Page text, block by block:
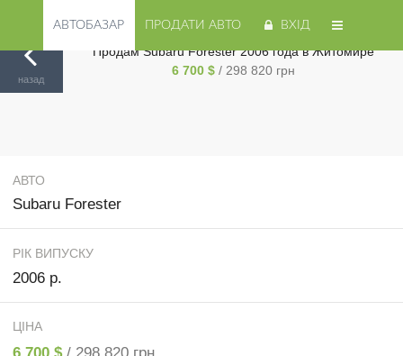
АВТОБАЗАР ПРОДАТИ АВТО ВХІД
Житомир/ Subaru/ Forester
назад
Продам Subaru Forester 2006 года в Житомире
6 700 $ / 298 820 грн
АВТО
Subaru Forester
РІК ВИПУСКУ
2006 р.
ЦІНА